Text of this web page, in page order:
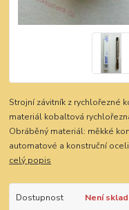
Strojní závitník z rychlořezné
materiál kobaltová
Obráběný materiál: měkké
automatové a konstruční
celý popis
Dostupnost
Není